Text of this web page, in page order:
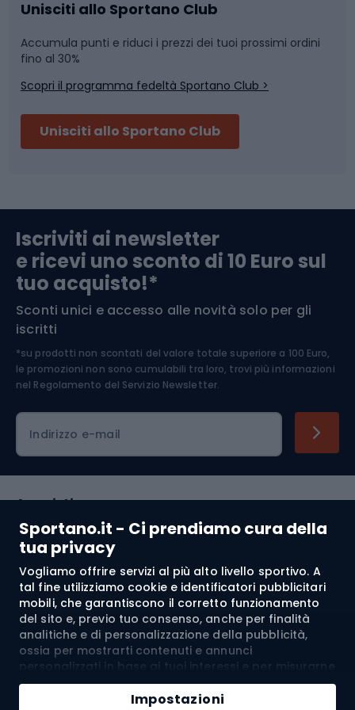
Sportano.it - Ci prendiamo cura della
tua privacy
Vogliamo offrire servizi al più alto livello sportivo. A
tal fine utilizziamo cookie e identificatori pubblicitari
mobili, che garantiscono il corretto funzionamento
del sito e, previo tuo consenso, anche per finalità
analitiche e di personalizzazione della pubblicità,
ossia per mostrarti contenuti e annunci
personalizzati in base ai tuoi interessi e per misurarne
l’efficacia. I cookie e gli identificatori pubblicitari
mobili possono essere utilizzati sia per attività
Impostazioni
Aggiungi al carrello
Caschi da ciclismo
Skitouring
Abbigliamento da escursionismo
Nuoto
Pattinaggio
Componenti per biciclette
Arrampicata
Medicina dello sport
Abbigliamento ciclistico
Unisciti allo Sportano Club
Accumula punti e riduci i prezzi dei tuoi prossimi ordini
fino al 30%
Scopri il programma fedeltà Sportano Club >
Unisciti allo Sportano Club
Iscriviti ai newsletter
e ricevi uno sconto di 10 Euro sul
tuo acquisto!*
Sconti unici e accesso alle novità solo per gli
iscritti
*su prodotti non scontati del valore totale superiore a 100 Euro,
le promozioni non sono cumulabili tra loro, trovi più informazioni
nel Regolamento del Servizio Newsletter.
Indirizzo e-mail
Acquisti
Servizio clienti
Regolamento
Chi siamo